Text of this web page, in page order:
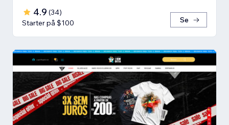
4.9 (34)
Starter på $100
Se